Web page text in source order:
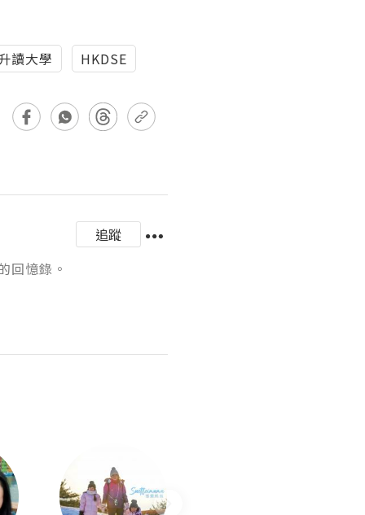
讀大學 HKDSE
追蹤
回憶錄。